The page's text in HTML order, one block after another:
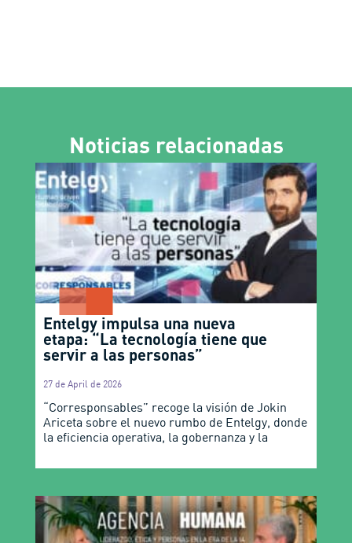
Noticias relacionadas
Entelgy impulsa una nueva
etapa: “La tecnología tiene que
servir a las personas”
27 de April de 2026
“Corresponsables” recoge la visión de Jokin
Ariceta sobre el nuevo rumbo de Entelgy, donde
la eficiencia operativa, la gobernanza y la